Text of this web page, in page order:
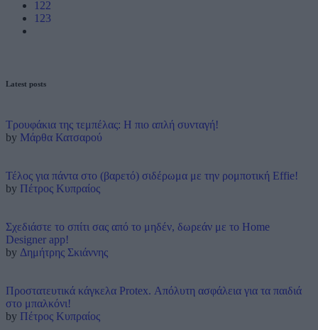
122
123
Latest posts
Τρουφάκια της τεμπέλας: Η πιο απλή συνταγή!
by Μάρθα Κατσαρού
Τέλος για πάντα στο (βαρετό) σιδέρωμα με την ρομποτική Effie!
by Πέτρος Κυπραίος
Σχεδιάστε το σπίτι σας από το μηδέν, δωρεάν με το Home
Designer app!
by Δημήτρης Σκιάννης
Προστατευτικά κάγκελα Protex. Απόλυτη ασφάλεια για τα παιδιά
στο μπαλκόνι!
by Πέτρος Κυπραίος